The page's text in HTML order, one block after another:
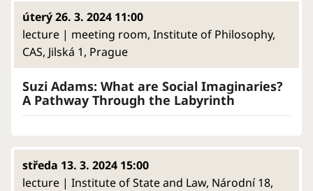
úterý 26. 3. 2024 11:00
lecture | meeting room, Institute of Philosophy,
CAS, Jilská 1, Prague
Suzi Adams: What are Social Imaginaries?
A Pathway Through the Labyrinth
středa 13. 3. 2024 15:00
lecture | Institute of State and Law, Národní 18,